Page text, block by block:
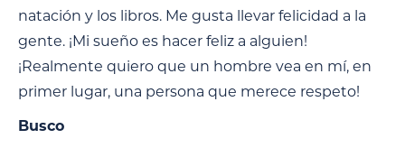
natación y los libros. Me gusta llevar felicidad a la
gente. ¡Mi sueño es hacer feliz a alguien!
¡Realmente quiero que un hombre vea en mí, en
primer lugar, una persona que merece respeto!
Busco